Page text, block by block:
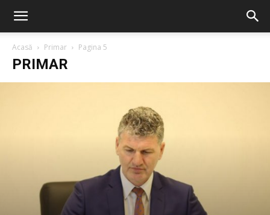
Acasă Primar Pagina 5
PRIMAR